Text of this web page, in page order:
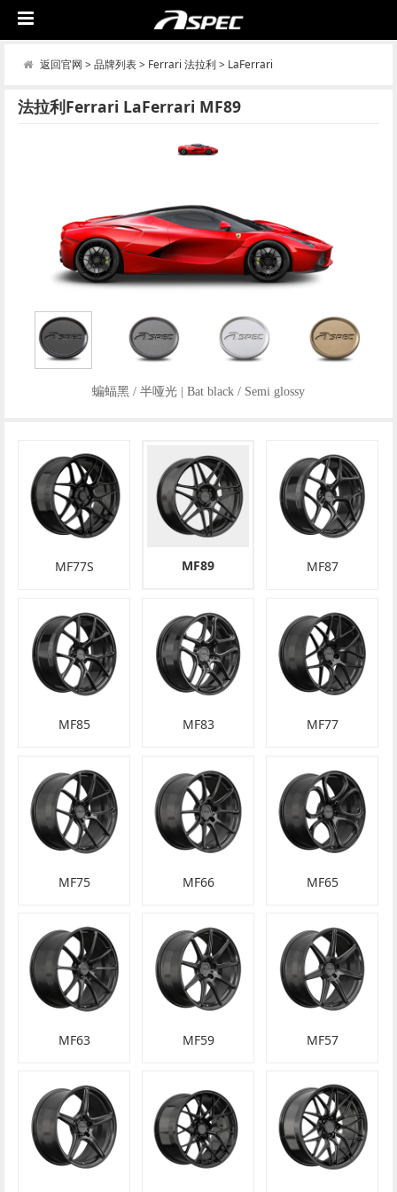
返回官网 > 品牌列表> Ferrari 法拉利 > LaFerrari
法拉利Ferrari LaFerrari MF89
蝙蝠黑 / 半哑光 | Bat black / Semi glossy
MF77S MF89 MF87
MF85 MF83 MF77
MF75 MF66 MF65
MF63 MF59 MF57